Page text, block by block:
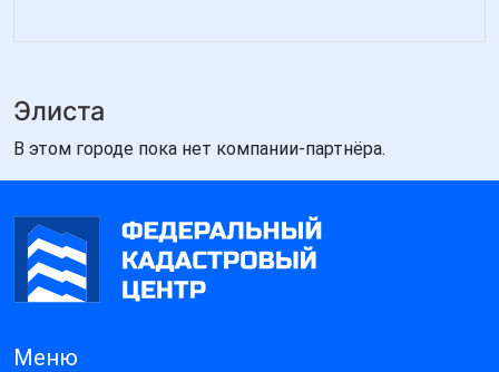
Элиста
В этом городе пока нет компании-партнёра.
Меню